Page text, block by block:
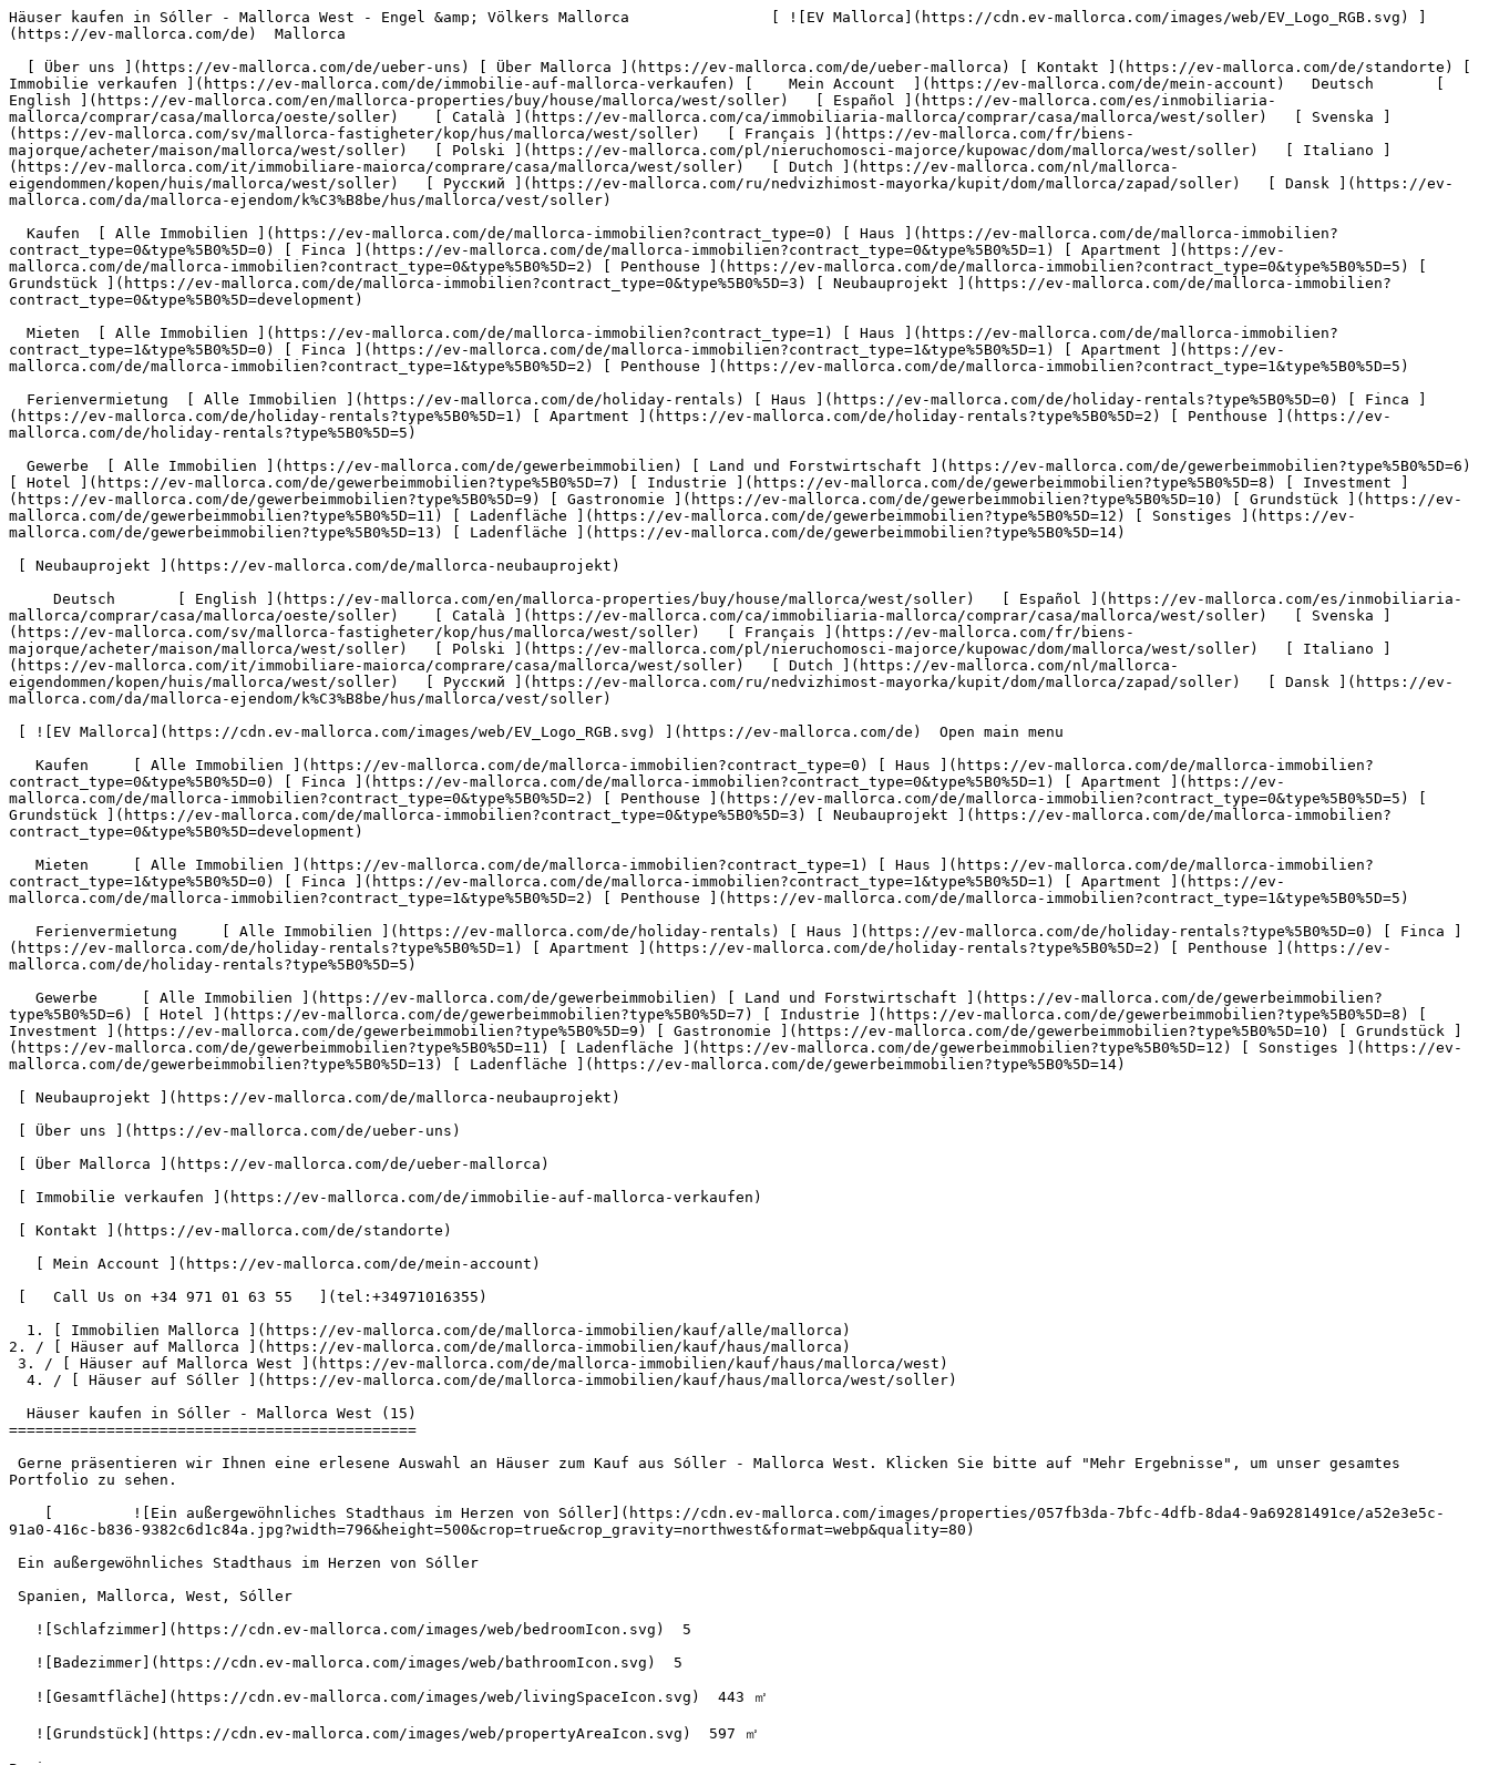
Häuser kaufen in Sóller - Mallorca West - Engel &amp; Völkers Mallorca                [ ![EV Mallorca](https://cdn.ev-mallorca.com/images/web/EV_Logo_RGB.svg) ](https://ev-mallorca.com/de)  Mallorca  

  [ Über uns ](https://ev-mallorca.com/de/ueber-uns) [ Über Mallorca ](https://ev-mallorca.com/de/ueber-mallorca) [ Kontakt ](https://ev-mallorca.com/de/standorte) [ Immobilie verkaufen ](https://ev-mallorca.com/de/immobilie-auf-mallorca-verkaufen) [    Mein Account  ](https://ev-mallorca.com/de/mein-account)   Deutsch       [ English ](https://ev-mallorca.com/en/mallorca-properties/buy/house/mallorca/west/soller)   [ Español ](https://ev-mallorca.com/es/inmobiliaria-mallorca/comprar/casa/mallorca/oeste/soller)    [ Català ](https://ev-mallorca.com/ca/immobiliaria-mallorca/comprar/casa/mallorca/west/soller)   [ Svenska ](https://ev-mallorca.com/sv/mallorca-fastigheter/kop/hus/mallorca/west/soller)   [ Français ](https://ev-mallorca.com/fr/biens-majorque/acheter/maison/mallorca/west/soller)   [ Polski ](https://ev-mallorca.com/pl/nieruchomosci-majorce/kupowac/dom/mallorca/west/soller)   [ Italiano ](https://ev-mallorca.com/it/immobiliare-maiorca/comprare/casa/mallorca/west/soller)   [ Dutch ](https://ev-mallorca.com/nl/mallorca-eigendommen/kopen/huis/mallorca/west/soller)   [ Русский ](https://ev-mallorca.com/ru/nedvizhimost-mayorka/kupit/dom/mallorca/zapad/soller)   [ Dansk ](https://ev-mallorca.com/da/mallorca-ejendom/k%C3%B8be/hus/mallorca/vest/soller)   

  Kaufen  [ Alle Immobilien ](https://ev-mallorca.com/de/mallorca-immobilien?contract_type=0) [ Haus ](https://ev-mallorca.com/de/mallorca-immobilien?contract_type=0&type%5B0%5D=0) [ Finca ](https://ev-mallorca.com/de/mallorca-immobilien?contract_type=0&type%5B0%5D=1) [ Apartment ](https://ev-mallorca.com/de/mallorca-immobilien?contract_type=0&type%5B0%5D=2) [ Penthouse ](https://ev-mallorca.com/de/mallorca-immobilien?contract_type=0&type%5B0%5D=5) [ Grundstück ](https://ev-mallorca.com/de/mallorca-immobilien?contract_type=0&type%5B0%5D=3) [ Neubauprojekt ](https://ev-mallorca.com/de/mallorca-immobilien?contract_type=0&type%5B0%5D=development) 

  Mieten  [ Alle Immobilien ](https://ev-mallorca.com/de/mallorca-immobilien?contract_type=1) [ Haus ](https://ev-mallorca.com/de/mallorca-immobilien?contract_type=1&type%5B0%5D=0) [ Finca ](https://ev-mallorca.com/de/mallorca-immobilien?contract_type=1&type%5B0%5D=1) [ Apartment ](https://ev-mallorca.com/de/mallorca-immobilien?contract_type=1&type%5B0%5D=2) [ Penthouse ](https://ev-mallorca.com/de/mallorca-immobilien?contract_type=1&type%5B0%5D=5) 

  Ferienvermietung  [ Alle Immobilien ](https://ev-mallorca.com/de/holiday-rentals) [ Haus ](https://ev-mallorca.com/de/holiday-rentals?type%5B0%5D=0) [ Finca ](https://ev-mallorca.com/de/holiday-rentals?type%5B0%5D=1) [ Apartment ](https://ev-mallorca.com/de/holiday-rentals?type%5B0%5D=2) [ Penthouse ](https://ev-mallorca.com/de/holiday-rentals?type%5B0%5D=5) 

  Gewerbe  [ Alle Immobilien ](https://ev-mallorca.com/de/gewerbeimmobilien) [ Land und Forstwirtschaft ](https://ev-mallorca.com/de/gewerbeimmobilien?type%5B0%5D=6) [ Hotel ](https://ev-mallorca.com/de/gewerbeimmobilien?type%5B0%5D=7) [ Industrie ](https://ev-mallorca.com/de/gewerbeimmobilien?type%5B0%5D=8) [ Investment ](https://ev-mallorca.com/de/gewerbeimmobilien?type%5B0%5D=9) [ Gastronomie ](https://ev-mallorca.com/de/gewerbeimmobilien?type%5B0%5D=10) [ Grundstück ](https://ev-mallorca.com/de/gewerbeimmobilien?type%5B0%5D=11) [ Ladenfläche ](https://ev-mallorca.com/de/gewerbeimmobilien?type%5B0%5D=12) [ Sonstiges ](https://ev-mallorca.com/de/gewerbeimmobilien?type%5B0%5D=13) [ Ladenfläche ](https://ev-mallorca.com/de/gewerbeimmobilien?type%5B0%5D=14) 

 [ Neubauprojekt ](https://ev-mallorca.com/de/mallorca-neubauprojekt) 

     Deutsch       [ English ](https://ev-mallorca.com/en/mallorca-properties/buy/house/mallorca/west/soller)   [ Español ](https://ev-mallorca.com/es/inmobiliaria-mallorca/comprar/casa/mallorca/oeste/soller)    [ Català ](https://ev-mallorca.com/ca/immobiliaria-mallorca/comprar/casa/mallorca/west/soller)   [ Svenska ](https://ev-mallorca.com/sv/mallorca-fastigheter/kop/hus/mallorca/west/soller)   [ Français ](https://ev-mallorca.com/fr/biens-majorque/acheter/maison/mallorca/west/soller)   [ Polski ](https://ev-mallorca.com/pl/nieruchomosci-majorce/kupowac/dom/mallorca/west/soller)   [ Italiano ](https://ev-mallorca.com/it/immobiliare-maiorca/comprare/casa/mallorca/west/soller)   [ Dutch ](https://ev-mallorca.com/nl/mallorca-eigendommen/kopen/huis/mallorca/west/soller)   [ Русский ](https://ev-mallorca.com/ru/nedvizhimost-mayorka/kupit/dom/mallorca/zapad/soller)   [ Dansk ](https://ev-mallorca.com/da/mallorca-ejendom/k%C3%B8be/hus/mallorca/vest/soller)   

 [ ![EV Mallorca](https://cdn.ev-mallorca.com/images/web/EV_Logo_RGB.svg) ](https://ev-mallorca.com/de)  Open main menu    

   Kaufen     [ Alle Immobilien ](https://ev-mallorca.com/de/mallorca-immobilien?contract_type=0) [ Haus ](https://ev-mallorca.com/de/mallorca-immobilien?contract_type=0&type%5B0%5D=0) [ Finca ](https://ev-mallorca.com/de/mallorca-immobilien?contract_type=0&type%5B0%5D=1) [ Apartment ](https://ev-mallorca.com/de/mallorca-immobilien?contract_type=0&type%5B0%5D=2) [ Penthouse ](https://ev-mallorca.com/de/mallorca-immobilien?contract_type=0&type%5B0%5D=5) [ Grundstück ](https://ev-mallorca.com/de/mallorca-immobilien?contract_type=0&type%5B0%5D=3) [ Neubauprojekt ](https://ev-mallorca.com/de/mallorca-immobilien?contract_type=0&type%5B0%5D=development) 

   Mieten     [ Alle Immobilien ](https://ev-mallorca.com/de/mallorca-immobilien?contract_type=1) [ Haus ](https://ev-mallorca.com/de/mallorca-immobilien?contract_type=1&type%5B0%5D=0) [ Finca ](https://ev-mallorca.com/de/mallorca-immobilien?contract_type=1&type%5B0%5D=1) [ Apartment ](https://ev-mallorca.com/de/mallorca-immobilien?contract_type=1&type%5B0%5D=2) [ Penthouse ](https://ev-mallorca.com/de/mallorca-immobilien?contract_type=1&type%5B0%5D=5) 

   Ferienvermietung     [ Alle Immobilien ](https://ev-mallorca.com/de/holiday-rentals) [ Haus ](https://ev-mallorca.com/de/holiday-rentals?type%5B0%5D=0) [ Finca ](https://ev-mallorca.com/de/holiday-rentals?type%5B0%5D=1) [ Apartment ](https://ev-mallorca.com/de/holiday-rentals?type%5B0%5D=2) [ Penthouse ](https://ev-mallorca.com/de/holiday-rentals?type%5B0%5D=5) 

   Gewerbe     [ Alle Immobilien ](https://ev-mallorca.com/de/gewerbeimmobilien) [ Land und Forstwirtschaft ](https://ev-mallorca.com/de/gewerbeimmobilien?type%5B0%5D=6) [ Hotel ](https://ev-mallorca.com/de/gewerbeimmobilien?type%5B0%5D=7) [ Industrie ](https://ev-mallorca.com/de/gewerbeimmobilien?type%5B0%5D=8) [ Investment ](https://ev-mallorca.com/de/gewerbeimmobilien?type%5B0%5D=9) [ Gastronomie ](https://ev-mallorca.com/de/gewerbeimmobilien?type%5B0%5D=10) [ Grundstück ](https://ev-mallorca.com/de/gewerbeimmobilien?type%5B0%5D=11) [ Ladenfläche ](https://ev-mallorca.com/de/gewerbeimmobilien?type%5B0%5D=12) [ Sonstiges ](https://ev-mallorca.com/de/gewerbeimmobilien?type%5B0%5D=13) [ Ladenfläche ](https://ev-mallorca.com/de/gewerbeimmobilien?type%5B0%5D=14) 

 [ Neubauprojekt ](https://ev-mallorca.com/de/mallorca-neubauprojekt) 

 [ Über uns ](https://ev-mallorca.com/de/ueber-uns) 

 [ Über Mallorca ](https://ev-mallorca.com/de/ueber-mallorca) 

 [ Immobilie verkaufen ](https://ev-mallorca.com/de/immobilie-auf-mallorca-verkaufen) 

 [ Kontakt ](https://ev-mallorca.com/de/standorte) 

   [ Mein Account ](https://ev-mallorca.com/de/mein-account) 

 [   Call Us on +34 971 01 63 55   ](tel:+34971016355) 

  1. [ Immobilien Mallorca ](https://ev-mallorca.com/de/mallorca-immobilien/kauf/alle/mallorca)
2. / [ Häuser auf Mallorca ](https://ev-mallorca.com/de/mallorca-immobilien/kauf/haus/mallorca)
 3. / [ Häuser auf Mallorca West ](https://ev-mallorca.com/de/mallorca-immobilien/kauf/haus/mallorca/west)
  4. / [ Häuser auf Sóller ](https://ev-mallorca.com/de/mallorca-immobilien/kauf/haus/mallorca/west/soller)

  Häuser kaufen in Sóller - Mallorca West (15) 
==============================================

 Gerne präsentieren wir Ihnen eine erlesene Auswahl an Häuser zum Kauf aus Sóller - Mallorca West. Klicken Sie bitte auf "Mehr Ergebnisse", um unser gesamtes Portfolio zu sehen.

    [         ![Ein außergewöhnliches Stadthaus im Herzen von Sóller](https://cdn.ev-mallorca.com/images/properties/057fb3da-7bfc-4dfb-8da4-9a69281491ce/a52e3e5c-91a0-416c-b836-9382c6d1c84a.jpg?width=796&height=500&crop=true&crop_gravity=northwest&format=webp&quality=80)    

 Ein außergewöhnliches Stadthaus im Herzen von Sóller

 Spanien, Mallorca, West, Sóller

   ![Schlafzimmer](https://cdn.ev-mallorca.com/images/web/bedroomIcon.svg)  5  

   ![Badezimmer](https://cdn.ev-mallorca.com/images/web/bathroomIcon.svg)  5  

   ![Gesamtfläche](https://cdn.ev-mallorca.com/images/web/livingSpaceIcon.svg)  443 ㎡  

   ![Grundstück](https://cdn.ev-mallorca.com/images/web/propertyAreaIcon.svg)  597 ㎡  

Preis

 2.950.000 EUR

 ](https://ev-mallorca.com/de/mallorca-immobilie/ein-aussergewohnliches-stadthaus-im-herzen-von-soller-W-04A5LD)  [         ![Renovierungsbedürftiges Dorfhaus in ruhiger Lage von Sóller](https://cdn.ev-mallorca.com/images/properties/a697d611-9ccb-4bd4-8816-4c4f1ea5755c/93c696d6-51fe-4f4a-b524-a7552864558c.jpg?width=796&height=500&crop=true&crop_gravity=northwest&format=webp&quality=80)    

 Renovierungsbedürftiges Dorfhaus in ruhiger Lage von Sóller

 Spanien, Mallorca, West, Sóller

   ![Schlafzimmer](https://cdn.ev-mallorca.com/images/web/bedroomIcon.svg)  4  

   ![Badezimmer](https://cdn.ev-mallorca.com/images/web/bathroomIcon.svg)  2  

   ![Wohnfläche](https://cdn.ev-mallorca.com/images/web/livingSpaceIcon.svg)  160 ㎡  

   ![Grundstück](https://cdn.ev-mallorca.com/images/web/propertyAreaIcon.svg)  330 ㎡  

Preis

 650.000 EUR

 ](https://ev-mallorca.com/de/mallorca-immobilie/renovierungsbedurftiges-dorfhaus-in-ruhiger-lage-von-soller-W-049D7S)  [         ![Vollständ